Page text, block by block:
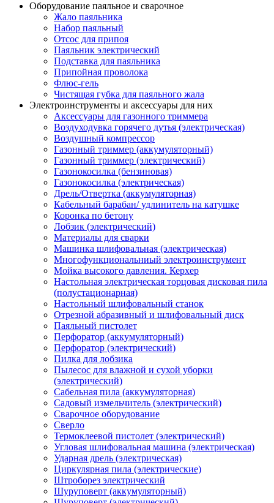
Оборудование паяльное и сварочное
Жало паяльника
Набор паяльный
Отсос для припоя
Паяльник электрический
Подставка для паяльника
Припойная проволока
Флюс-гель
Чистящая губка для паяльного жала
Электроинструменты и аксессуары для них
Аксессуары для газонного триммера
Воздуходувка горячего дутья (электрическая)
Воздушный компрессор
Газонный триммер (аккумуляторный)
Газонный триммер (электрический)
Газонокосилка (бензиновая)
Газонокосилка (электрическая)
Дрель/Отвертка (аккумуляторная)
Кабельный барабан/ удлинитель на катушке
Коронка по бетону
Лобзик (электрический)
Материалы для сварки
Машинка шлифовальная (электрическая)
Многофункциональниый электроинструмент
Мойка высокого давления. Керхер
Настольная электрическая торцовая дисковая пила
(полустационарная)
Настольный шлифовальный станок
Отрезной абразивный и шлифовальный диск
Паяльный пистолет
Перфоратор (аккумуляторный)
Перфоратор (электрический)
Пилка для лобзика
Пылесос для влажной и сухой уборки
(электрический)
Сабельная пила (аккумуляторная)
Садовый измельчитель (электрический)
Сварочное оборудование
Сверло
Термоклеевой пистолет (электрический)
Угловая шлифовальная машина (электрическая)
Ударная дрель (электрическая)
Циркулярная пила (электрические)
Штроборез электрический
Шуруповерт (аккумуляторный)